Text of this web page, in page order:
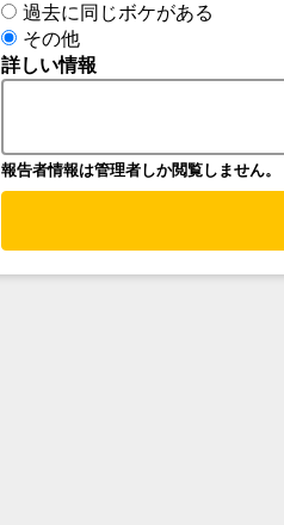
過去に同じボケがある
その他
詳しい情報
報告者情報は管理者しか閲覧しません。